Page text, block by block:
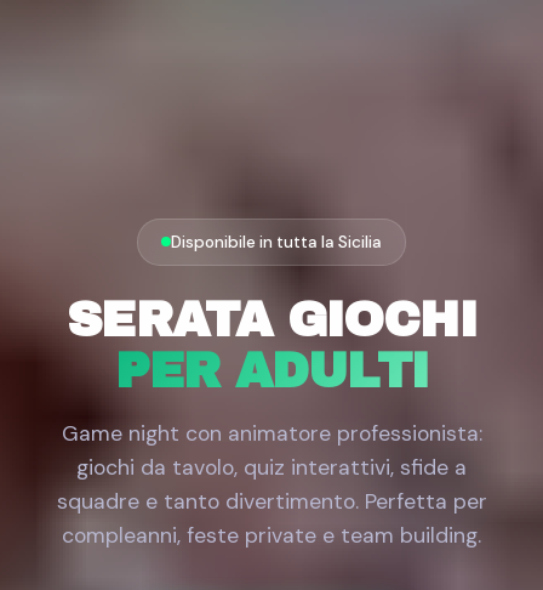
Disponibile in tutta la Sicilia
SERATA GIOCHI
PER ADULTI
Game night con animatore professionista:
giochi da tavolo, quiz interattivi, sfide a
squadre e tanto divertimento. Perfetta per
compleanni, feste private e team building.